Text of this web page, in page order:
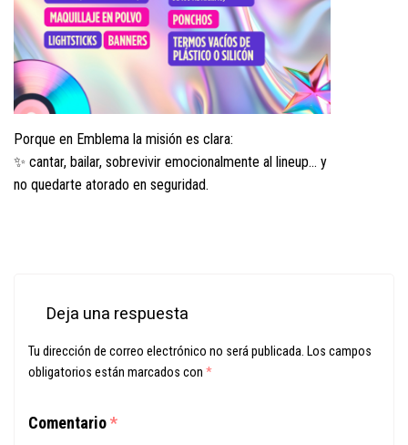
Porque en Emblema la misión es clara:
✨ cantar, bailar, sobrevivir emocionalmente al lineup… y
no quedarte atorado en seguridad.
Deja una respuesta
Tu dirección de correo electrónico no será publicada. Los campos
obligatorios están marcados con *
Comentario*